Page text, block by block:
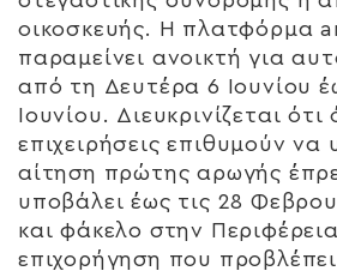
οικοσκευής. Η πλατφόρμα
παραμείνει ανοικτή για
από τη Δευτέρα 6 Ιουνίου
Ιουνίου. Διευκρινίζεται ότι
επιχειρήσεις επιθυμούν να
αίτηση πρώτης αρωγής
υποβάλει έως τις 28
και φάκελο στην
επιχορήγηση που